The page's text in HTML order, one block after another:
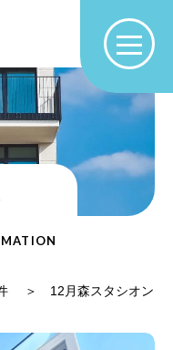
12月森スタシオン